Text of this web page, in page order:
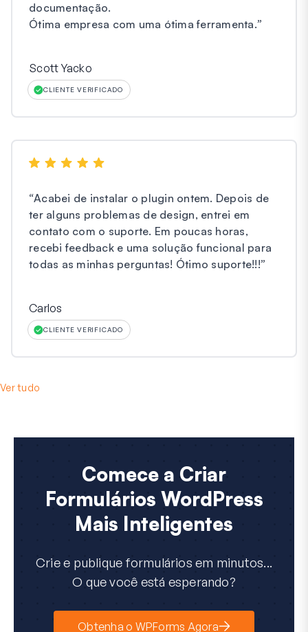
documentação.
Ótima empresa com uma ótima ferramenta.”
Scott Yacko
CLIENTE VERIFICADO
“Acabei de instalar o plugin ontem. Depois de
ter alguns problemas de design, entrei em
contato com o suporte. Em poucas horas,
recebi feedback e uma solução funcional para
todas as minhas perguntas! Ótimo suporte!!!”
Carlos
CLIENTE VERIFICADO
Ver tudo
Comece a Criar
Formulários WordPress
Mais Inteligentes
Crie e publique formulários em minutos...
O que você está esperando?
Obtenha o WPForms Agora